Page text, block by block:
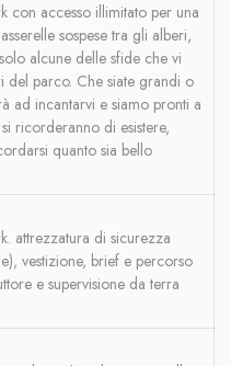
con accesso illimitato per una
sospese tra gli alberi,
alcune delle sfide che vi
del parco. Che siate grandi o
ad incantarvi e siamo pronti a
ricorderanno di esistere,
quanto sia bello
attrezzatura di sicurezza
vestizione, brief e percorso
e supervisione da terra